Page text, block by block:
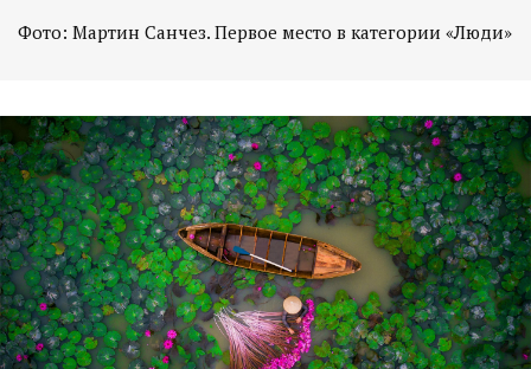
Фото: Мартин Санчез. Первое место в категории «Люди»